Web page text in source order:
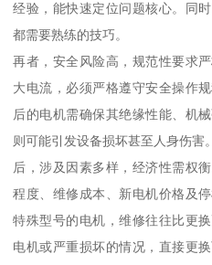
经验，能快速定位问题核心。同
都需要熟练的技巧。
再者，安全风险高，规范性要求
大电流，必须严格遵守安全操作
后的电机需确保其绝缘性能、机
则可能引发设备损坏甚至人身伤害。
后，涉及因素多样，经济性需权
程度、维修成本、新电机价格及
特殊型号的电机，维修往往比更
电机或严重损坏的情况，直接更